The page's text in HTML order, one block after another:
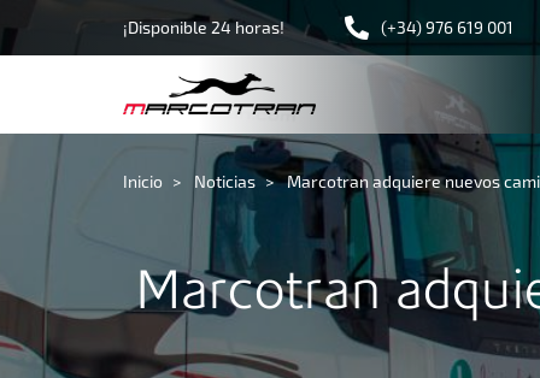
¡Disponible 24 horas! (+34) 976 619 001
Inicio Noticias Marcotran adquiere nuevos
Marcotran